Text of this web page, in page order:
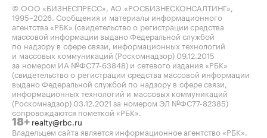
© ООО «БИЗНЕСПРЕСС», АО «РОСБИЗНЕСКОНСАЛТИНГ»,
1995–2026 . Сообщения и материалы информационного
агентства «РБК» (свидетельство о регистрации средства
массовой информации выдано Федеральной службой
по надзору в сфере связи, информационных технологий
и массовых коммуникаций (Роскомнадзор) 09.12.2015
за номером ИА №ФС77-63848) и сетевого издания «РБК»
(свидетельство о регистрации средства массовой информации
выдано Федеральной службой по надзору в сфере связи,
информационных технологий и массовых коммуникаций
(Роскомнадзор) 03.12.2021 за номером ЭЛ №ФС77-82385)
сопровождаются пометкой «РБК».
18+ realty@rbc.ru
Владельцем сайта является информационное агентство «РБК».